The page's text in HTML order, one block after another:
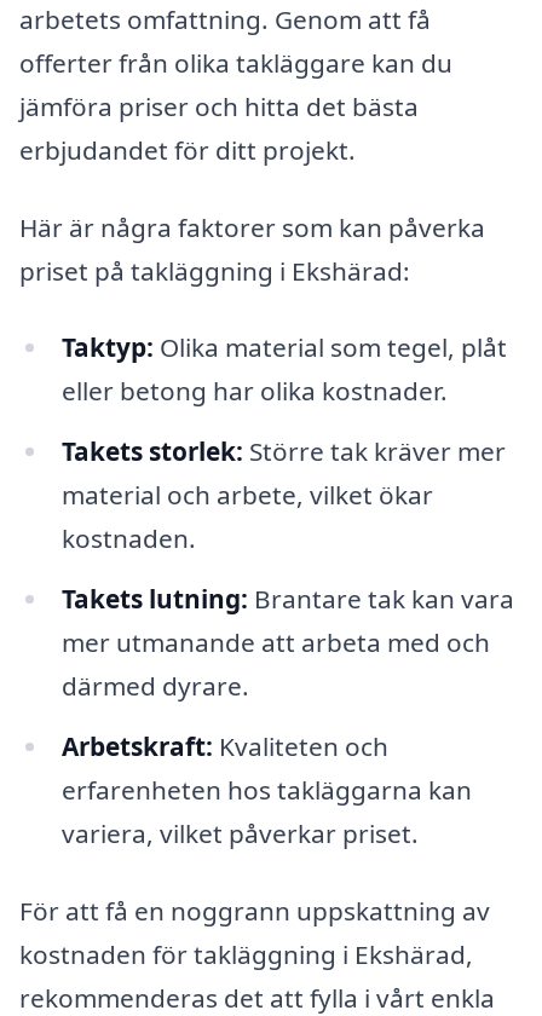
arbetets omfattning. Genom att få
offerter från olika takläggare kan du
jämföra priser och hitta det bästa
erbjudandet för ditt projekt.
Här är några faktorer som kan påverka
priset på takläggning i Ekshärad:
Taktyp: Olika material som tegel, plåt
eller betong har olika kostnader.
Takets storlek: Större tak kräver mer
material och arbete, vilket ökar
kostnaden.
Takets lutning: Brantare tak kan vara
mer utmanande att arbeta med och
därmed dyrare.
Arbetskraft: Kvaliteten och
erfarenheten hos takläggarna kan
variera, vilket påverkar priset.
För att få en noggrann uppskattning av
kostnaden för takläggning i Ekshärad,
rekommenderas det att fylla i vårt enkla